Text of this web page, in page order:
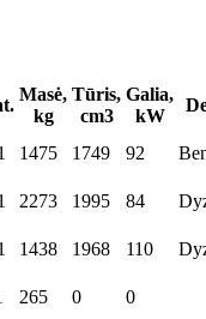
Masė,
kg
Tūris,
cm3
Galia,
kW
1475 1749 92
2273 1995 84
1438 1968 110
265 0 0